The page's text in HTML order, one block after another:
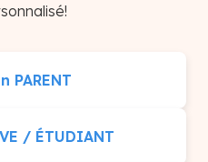
PARENT
/ ÉTUDIANT